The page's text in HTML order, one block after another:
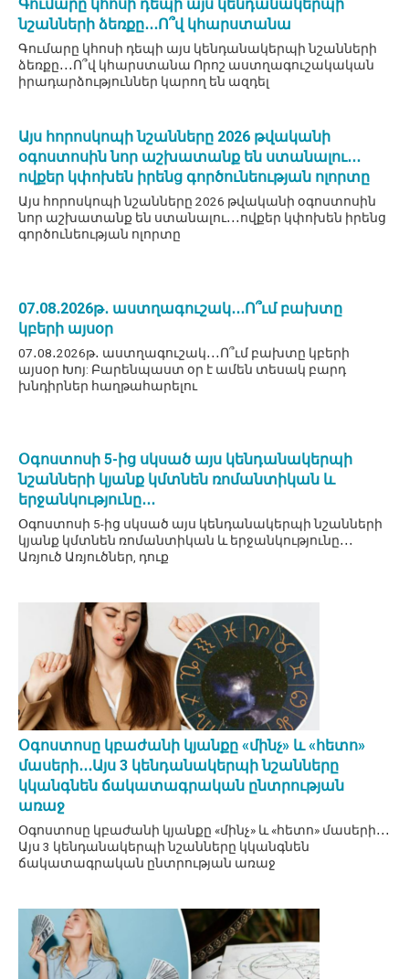
Գումարը կհոսի դեպի այս կենդանակերպի
նշանների ձեռքը․․․Ո՞վ կհարստանա
Գումարը կհոսի դեպի այս կենդանակերպի նշանների
ձեռքը․․․Ո՞վ կհարստանա Որոշ աստղագուշակական
իրադարձություններ կարող են ազդել
Այս հորոսկոպի նշանները 2026 թվականի
օգոստոսին նոր աշխատանք են ստանալու․․․
ովքեր կփոխեն իրենց գործունեության ոլորտը
Այս հորոսկոպի նշանները 2026 թվականի օգոստոսին
նոր աշխատանք են ստանալու․․․ովքեր կփոխեն իրենց
գործունեության ոլորտը
07․08․2026թ․ աստղագուշակ․․․Ո՞ւմ բախտը
կբերի այսօր
07․08․2026թ․ աստղագուշակ․․․Ո՞ւմ բախտը կբերի
այսօր Խոյ: Բարենպաստ օր է ամեն տեսակ բարդ
խնդիրներ հաղթահարելու
Օգոստոսի 5-ից սկսած այս կենդանակերպի
նշանների կյանք կմտնեն ռոմանտիկան և
երջանկությունը․․․
Օգոստոսի 5-ից սկսած այս կենդանակերպի նշանների
կյանք կմտնեն ռոմանտիկան և երջանկությունը․․․
Առյուծ Առյուծներ, դուք
Օգոստոսը կբաժանի կյանքը «մինչ» և «հետո»
մասերի․․․Այս 3 կենդանակերպի նշանները
կկանգնեն ճակատագրական ընտրության
առաջ
Օգոստոսը կբաժանի կյանքը «մինչ» և «հետո» մասերի․․․
Այս 3 կենդանակերպի նշանները կկանգնեն
ճակատագրական ընտրության առաջ